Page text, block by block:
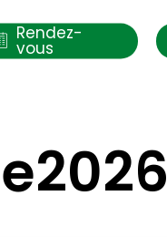
Rendez-
vous